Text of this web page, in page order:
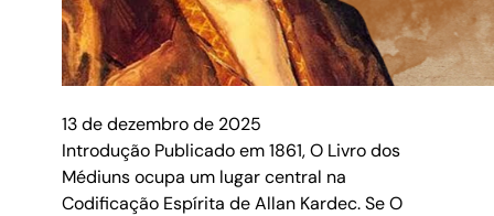
13 de dezembro de 2025
Introdução Publicado em 1861, O Livro dos
Médiuns ocupa um lugar central na
Codificação Espírita de Allan Kardec. Se O